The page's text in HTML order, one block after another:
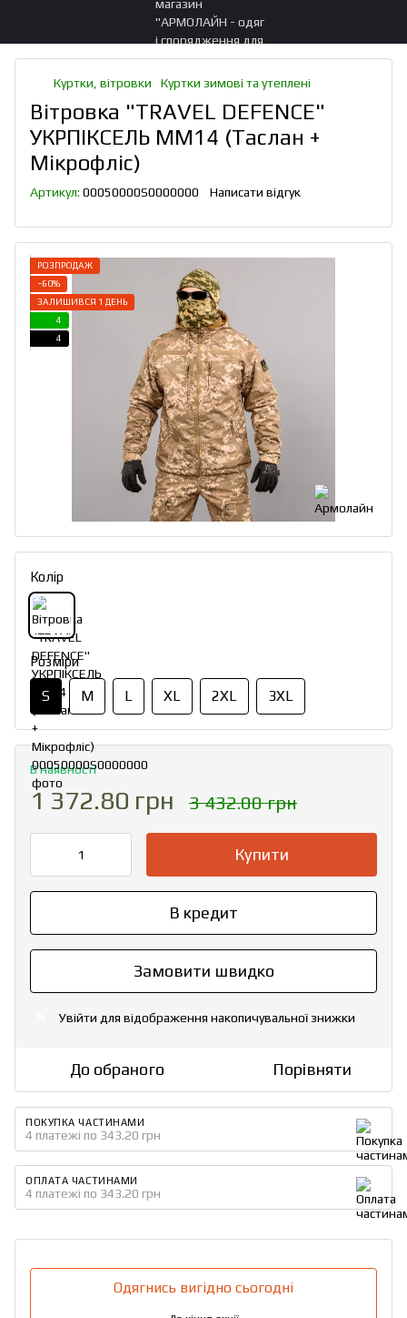
Куртки, вітровки Куртки зимові та утеплені
Вітровка "TRAVEL DEFENCE"
УКРПІКСЕЛЬ ММ14 (Таслан +
Мікрофліс)
Артикул: 00050000S0000000 Написати відгук
РОЗПРОДАЖ
−60%
ЗАЛИШИВСЯ 1 ДЕНЬ
4
4
Колір
Розміри
S M L XL 2XL 3XL
В наявності
1 372.80 грн 3 432.00 грн
Купити
В кредит
Замовити швидко
Увійти для відображення накопичувальної знижки
До обраного Порівняти
ПОКУПКА ЧАСТИНАМИ
4 платежі по 343.20 грн
ОПЛАТА ЧАСТИНАМИ
4 платежі по 343.20 грн
Одягнись вигідно сьогодні